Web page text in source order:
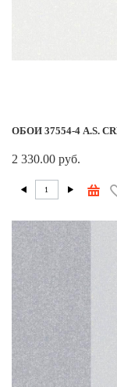
ОБОИ 37554-4 A.S.
2 330.00 руб.